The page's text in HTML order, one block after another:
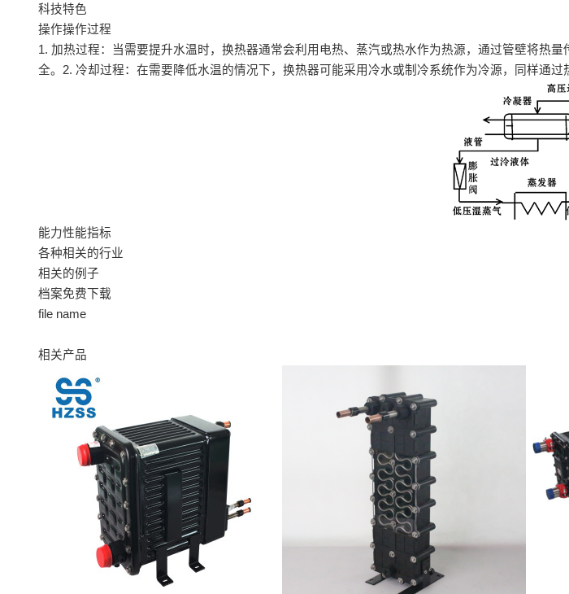
科技特色
操作操作过程
1. 加热过程：当需要提升水温时，换热器通常会利用电热、蒸汽或热水作为热源，通过管壁将热
全。2. 冷却过程：在需要降低水温的情况下，换热器可能采用冷水或制冷系统作为冷源，同样通
能力性能指标
各种相关的行业
相关的例子
档案免费下载
file name
相关产品